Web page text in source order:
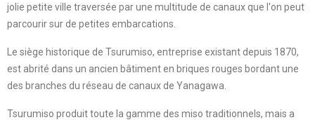
jolie petite ville traversée par une multitude de canaux que l'on peut
parcourir sur de petites embarcations.
Le siège historique de Tsurumiso, entreprise existant depuis 1870,
est abrité dans un ancien bâtiment en briques rouges bordant une
des branches du réseau de canaux de Yanagawa.
Tsurumiso produit toute la gamme des miso traditionnels, mais a